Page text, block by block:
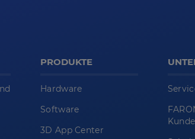
PRODUKTE
Hardware
Software
3D App Center